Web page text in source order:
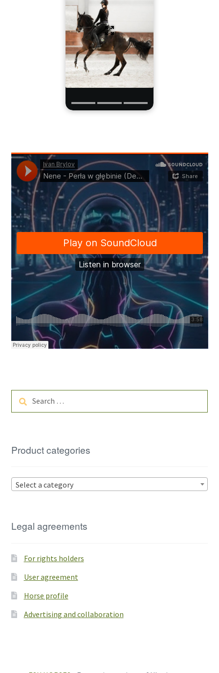
for:
Product categories
Select a category
Legal agreements
For rights holders
User agreement
Horse profile
Advertising and collaboration